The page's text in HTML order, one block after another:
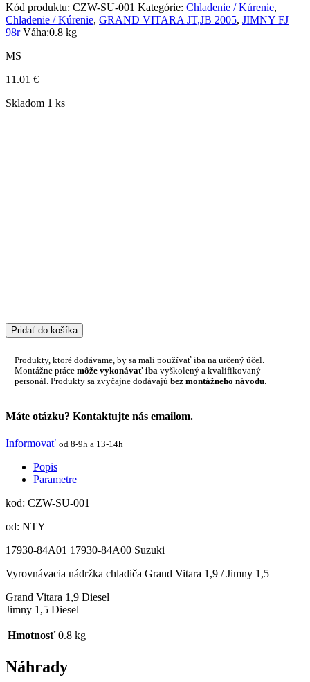
Kód produktu: CZW-SU-001 Kategórie: Chladenie / Kúrenie,
Chladenie / Kúrenie, GRAND VITARA JT,JB 2005, JIMNY FJ
98r Váha:0.8 kg
MS
11.01 €
Skladom 1 ks
Pridať do košíka
Produkty, ktoré dodávame, by sa mali používať iba na určený účel.
Montážne práce môže vykonávať iba vyškolený a kvalifikovaný
personál. Produkty sa zvyčajne dodávajú bez montážneho návodu
Máte otázku? Kontaktujte nás emailom.
Informovať od 8-9h a 13-14h
Popis
Parametre
kod: CZW-SU-001
od: NTY
17930-84A01 17930-84A00 Suzuki
Vyrovnávacia nádržka chladiča Grand Vitara 1,9 / Jimny 1,5
Grand Vitara 1,9 Diesel
Jimny 1,5 Diesel
Hmotnosť 0.8 kg
Náhrady